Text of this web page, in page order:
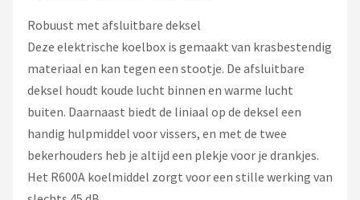
Robuust met afsluitbare deksel
Deze elektrische koelbox is gemaakt van krasbestendig
materiaal en kan tegen een stootje. De afsluitbare
deksel houdt koude lucht binnen en warme lucht
buiten. Daarnaast biedt de liniaal op de deksel een
handig hulpmiddel voor vissers, en met de twee
bekerhouders heb je altijd een plekje voor je drankjes.
Het R600A koelmiddel zorgt voor een stille werking van